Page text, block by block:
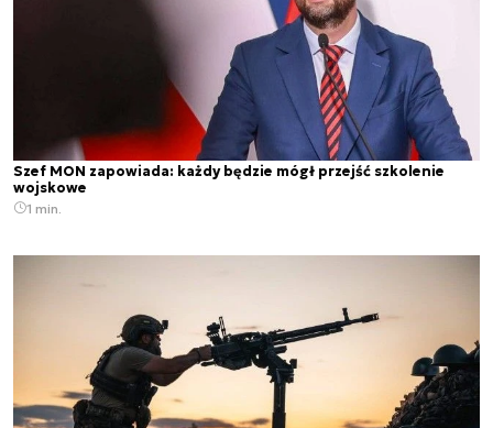
Szef MON zapowiada: każdy będzie mógł przejść szkolenie
wojskowe
1 min.